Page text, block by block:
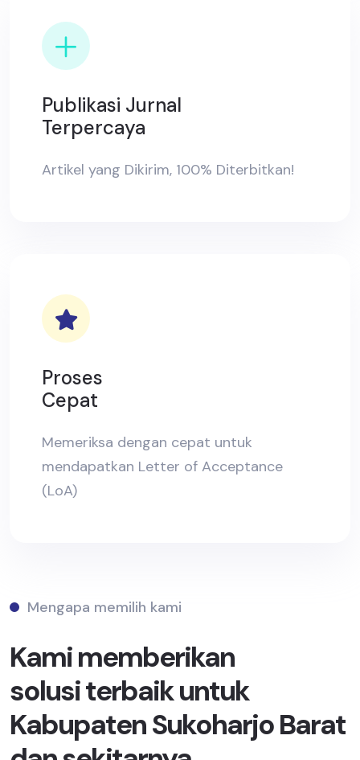
Publikasi Jurnal
Terpercaya
Artikel yang Dikirim, 100% Diterbitkan!
Proses
Cepat
Memeriksa dengan cepat untuk
mendapatkan Letter of Acceptance
(LoA)
Mengapa memilih kami
Kami memberikan
solusi terbaik untuk
Kabupaten Sukoharjo Barat